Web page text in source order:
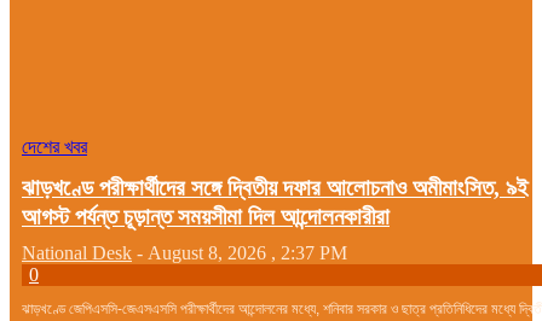
দেশের খবর
ঝাড়খণ্ডে পরীক্ষার্থীদের সঙ্গে দ্বিতীয় দফার আলোচনাও অমীমাংসিত, ৯ই
আগস্ট পর্যন্ত চূড়ান্ত সময়সীমা দিল আন্দোলনকারীরা
National Desk - August 8, 2026 , 2:37 PM
0
ঝাড়খণ্ডে জেপিএসসি-জেএসএসসি পরীক্ষার্থীদের আন্দোলনের মধ্যে, শনিবার সরকার ও ছাত্র প্রতিনিধিদের মধ্যে